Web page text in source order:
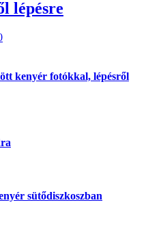
lépésre
kenyér fotókkal, lépésről
sütődiszkoszban